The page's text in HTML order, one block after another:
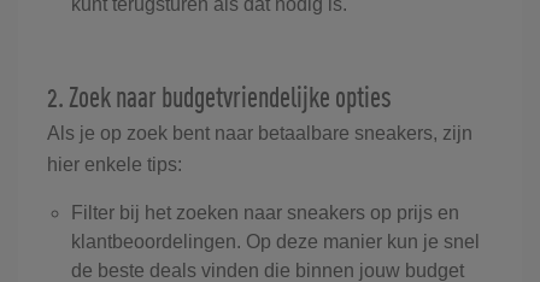
kunt terugsturen als dat nodig is.
2. Zoek naar budgetvriendelijke opties
Als je op zoek bent naar betaalbare sneakers, zijn
hier enkele tips:
Filter bij het zoeken naar sneakers op prijs en
klantbeoordelingen. Op deze manier kun je snel
de beste deals vinden die binnen jouw budget